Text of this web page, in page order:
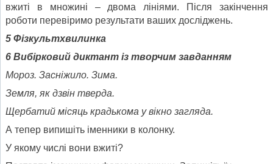
вжиті в множині – двома лініями. Після закінчення
роботи перевіримо результати ваших досліджень.
5 Фізкультхвилинка
6 Вибірковий диктант із творчим завданням
Мороз. Засніжило. Зима.
Земля, як дзвін тверда.
Щербатий місяць крадькома у вікно загляда.
А тепер випишіть іменники в колонку.
У якому числі вони вжиті?